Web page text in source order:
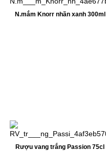
N.mắm Knorr nhãn xanh 300ml
Rượu vang trắng Passion 75cl